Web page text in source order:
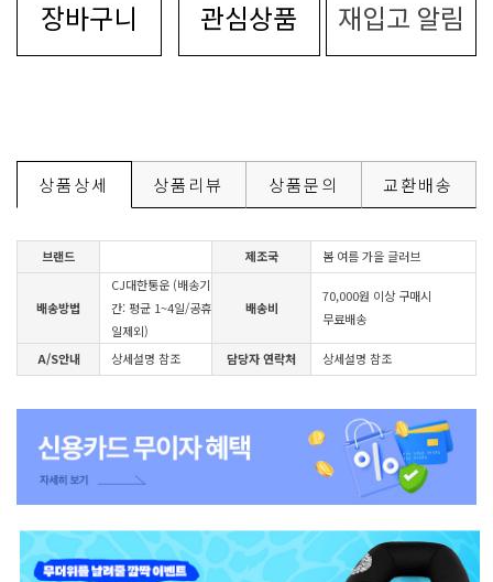
장바구니 관심상품 재입고 알림
상품상세 상품리뷰 상품문의 교환배송
브랜드 제조국 봄 여름 가을 글러브
배송방법
CJ대한통운 (배송기
간: 평균 1~4일/공휴
일제외)
배송비
70,000원 이상 구매시
무료배송
A/S안내 상세설명 참조 담당자 연락처 상세설명 참조